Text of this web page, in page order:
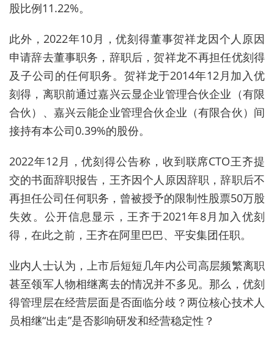
股比例11.22%。
此外 ，2022年10月 ，优刻得董事贺祥龙因个人原因
申请辞去董事职务，辞职后，贺祥龙不再担任优刻得
及子公司的任何职务。贺祥龙于2014年12月加入优
刻得 ， 离职前通过嘉兴云显企业管理合伙企业（有限
合伙）、嘉兴云能企业管理合伙企业（有限合伙）间
接持有本公司0.39%的股份。
2022年12月，优刻得公告称，收到联席CTO王齐提
交的书面辞职报告，王齐因个人原因辞职，辞职后不
再担任公司任何职务，曾被授予的限制性股票50万股
失效。公开信息显示，王齐于2021年8月加入优刻
得，在此之前，王齐在阿里巴巴、平安集团任职。
业内人士认为 ，上市后短短几年内公司高层频繁离职
甚至领军人物相继离去的情况并不多见。那么 ，优刻
得管理层在经营层面是否面临分歧？ 两位核心技术人
员相继“出走”是否影响研发和经营稳定性 ？